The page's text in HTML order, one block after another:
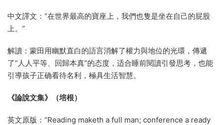
中文譯文：“在世界最高的寶座上，我們也隻是坐在自己的屁股
上。”
解讀：蒙田用幽默直白的語言消解了權力與地位的光環，傳遞
了“人人平等、回歸本真”的态度，适合睡前閱讀引發思考，也能
引導孩子正确看待名利，極具生活智慧。
《論說文集》（培根）
英文原版：“Reading maketh a full man; conference a ready